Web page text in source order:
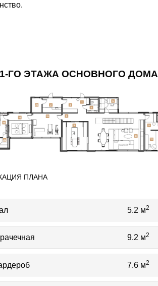
ГО ЭТАЖА ОСНОВНОГО ДОМА
ПЛАНА
5.2 м2
9.2 м2
7.6 м2